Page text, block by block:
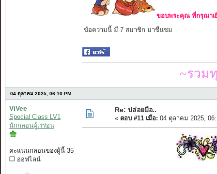
ขอบพระคุณ ที่กรุณาเ
ข้อความนี้ มี 7 สมาชิก มาชื่นชม
~รวม
04 ตุลาคม 2025, 06:10:PM
ViVee
Special Class LV1
นักกลอนผู้เร่ร่อน
คะแนนกลอนของผู้นี้ 35
ออฟไลน์
Re: ปล่อยมือ..
« ตอบ #11 เมื่อ: 04 ตุลาคม 2025,